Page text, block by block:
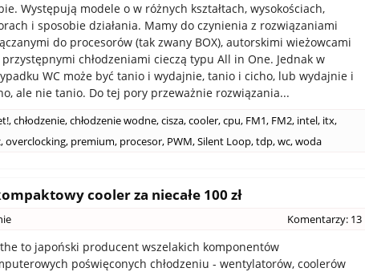
Występują modele o w różnych kształtach, wysokościach,
i sposobie działania. Mamy do czynienia z rozwiązaniami
do procesorów (tak zwany BOX), autorskimi wieżowcami
przystępnymi chłodzeniami cieczą typu All in One. Jednak w
WC może być tanio i wydajnie, tanio i cicho, lub wydajnie i
ale nie tanio. Do tej pory przeważnie rozwiązania...
,chłodzenie,chłodzenie wodne,cisza,cooler,cpu, FM1, FM2, intel, itx,
,overclocking, premium, procesor, PWM,Silent Loop,tdp,wc,woda
cooler za niecałe 100 zł
Komentarzy: 13
to japoński producent wszelakich komponentów
poświęconych chłodzeniu - wentylatorów, coolerów